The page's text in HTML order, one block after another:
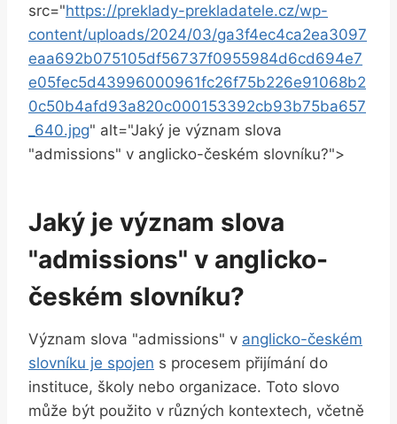
src="https://preklady-prekladatele.cz/wp-
content/uploads/2024/03/ga3f4ec4ca2ea3097
eaa692b075105df56737f0955984d6cd694e7
e05fec5d43996000961fc26f75b226e91068b2
0c50b4afd93a820c000153392cb93b75ba657
_640.jpg" alt="Jaký je význam slova
"admissions" v anglicko-českém slovníku?">
Jaký je význam slova
"admissions" v anglicko-
českém slovníku?
Význam slova "admissions" v anglicko-českém
slovníku je spojen s procesem přijímání do
instituce, školy nebo organizace. Toto slovo
může být použito v různých kontextech, včetně